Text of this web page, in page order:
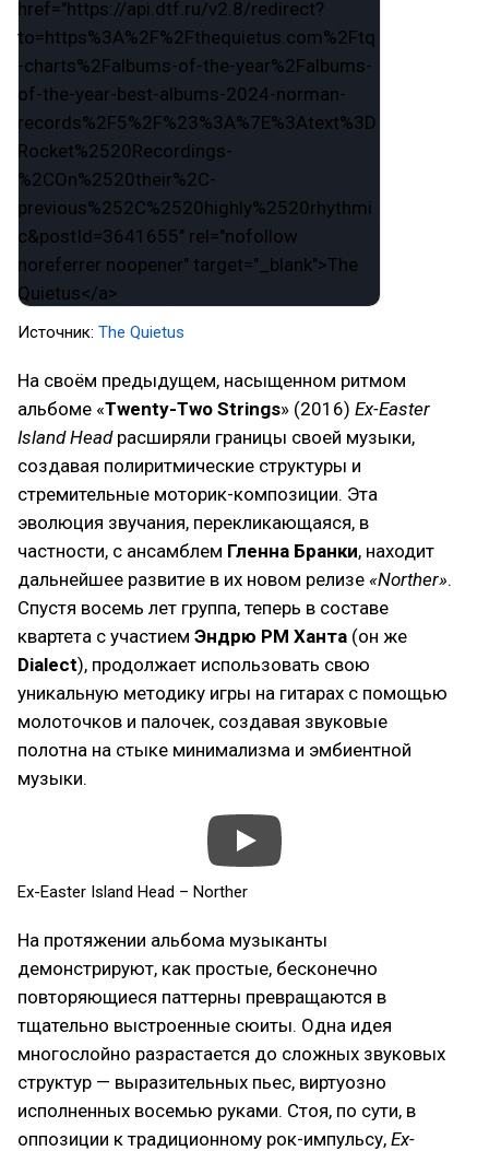
Источник: The Quietus
На своём предыдущем, насыщенном ритмом
альбоме «Twenty-Two Strings» (2016) Ex-Easter
Island Headрасширяли границы своей музыки,
создавая полиритмические структуры и
стремительные моторик-композиции. Эта
эволюция звучания, перекликающаяся, в
частности, с ансамблем Гленна Бранки, находит
дальнейшее развитие в их новом релизе «Norther».
Спустя восемь лет группа, теперь в составе
квартета с участием Эндрю PM Ханта (он же
Dialect), продолжает использовать свою
уникальную методику игры на гитарах с помощью
молоточков и палочек, создавая звуковые
полотна на стыке минимализма и эмбиентной
музыки.
Ex-Easter Island Head – Norther
На протяжении альбома музыканты
демонстрируют, как простые, бесконечно
повторяющиеся паттерны превращаются в
тщательно выстроенные сюиты. Одна идея
многослойно разрастается до сложных звуковых
структур — выразительных пьес, виртуозно
исполненных восемью руками. Стоя, по сути, в
оппозиции к традиционному рок-импульсу, Ex-